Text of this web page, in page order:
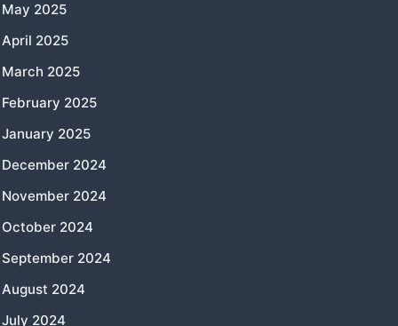
May 2025
April 2025
March 2025
February 2025
January 2025
December 2024
November 2024
October 2024
September 2024
August 2024
July 2024